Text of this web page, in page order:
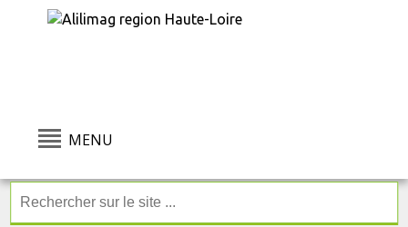
MENU